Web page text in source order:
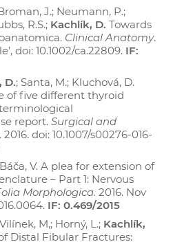
J.; Neumann, P.;
R.S.; Kachlík, D. Towards
Clinical Anatomy.
doi: 10.1002/ca.22809. IF:
D.; Santa, M.; Kluchová, D.
of five different thyroid
report. Surgical and
. 2016. doi: 10.1007/s00276-016-
Báča, V. A plea for extension of
– Part 1: Nervous
Morphologica. 2016. Nov
IF: 0.469/2015
M,; Horný, L.; Kachlík,
Distal Fibular Fractures: